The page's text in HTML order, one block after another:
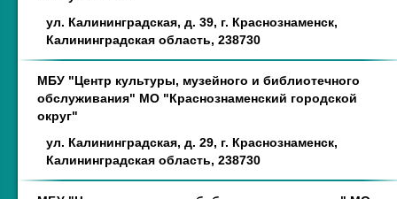
ул. Калининградская, д. 39, г. Краснознаменск,
Калининградская область, 238730
МБУ "Центр культуры, музейного и библиотечного
обслуживания" МО "Краснознаменский городской
округ"
ул. Калининградская, д. 29, г. Краснознаменск,
Калининградская область, 238730